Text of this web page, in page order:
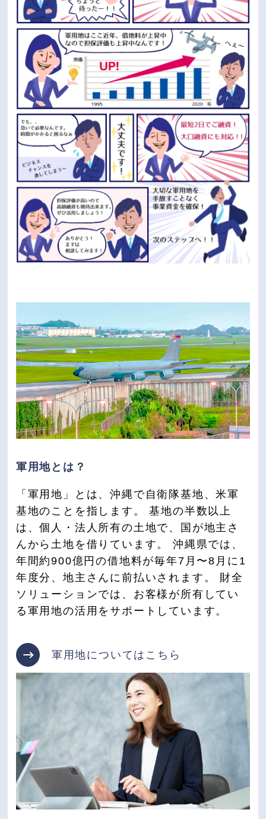
軍用地とは？
「軍用地」とは、沖縄で自衛隊基地、米軍
基地のことを指します。 基地の半数以上
は、個人・法人所有の土地で、国が地主さ
んから土地を借りています。 沖縄県では、
年間約900億円の借地料が毎年7月〜8月に1
年度分、地主さんに前払いされます。 財全
ソリューションでは、お客様が所有してい
る軍用地の活用をサポートしています。
軍用地についてはこちら